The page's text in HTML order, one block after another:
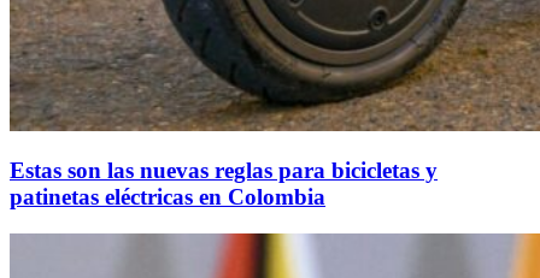
Estas son las nuevas reglas para bicicletas y
patinetas eléctricas en Colombia